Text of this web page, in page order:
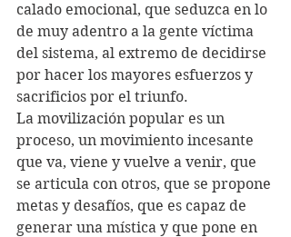
calado emocional, que seduzca en lo
de muy adentro a la gente víctima
del sistema, al extremo de decidirse
por hacer los mayores esfuerzos y
sacrificios por el triunfo.
La movilización popular es un
proceso, un movimiento incesante
que va, viene y vuelve a venir, que
se articula con otros, que se propone
metas y desafíos, que es capaz de
generar una mística y que pone en